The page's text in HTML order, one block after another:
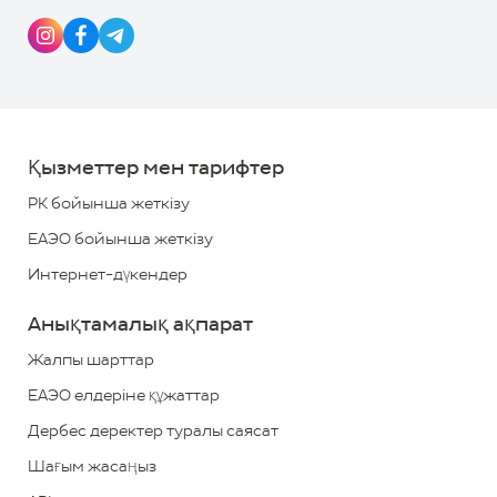
Алушының қосымшасын
жүктеп алыңыз
8
8000
*
+7
(727)
313
*ҚР
бойынша
тегін
Қызметтер мен тарифтер
РК бойынша жеткізу
ЕАЭО бойынша жеткізу
Интернет-дүкендер
Анықтамалық ақпарат
Жалпы шарттар
ЕАЭО елдеріне құжаттар
Дербес деректер туралы саясат
Шағым жасаңыз